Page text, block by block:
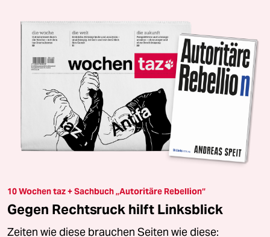
10 Wochen taz + Sachbuch „Autoritäre Rebellion“
Gegen Rechtsruck hilft Linksblick
Zeiten wie diese brauchen Seiten wie diese: